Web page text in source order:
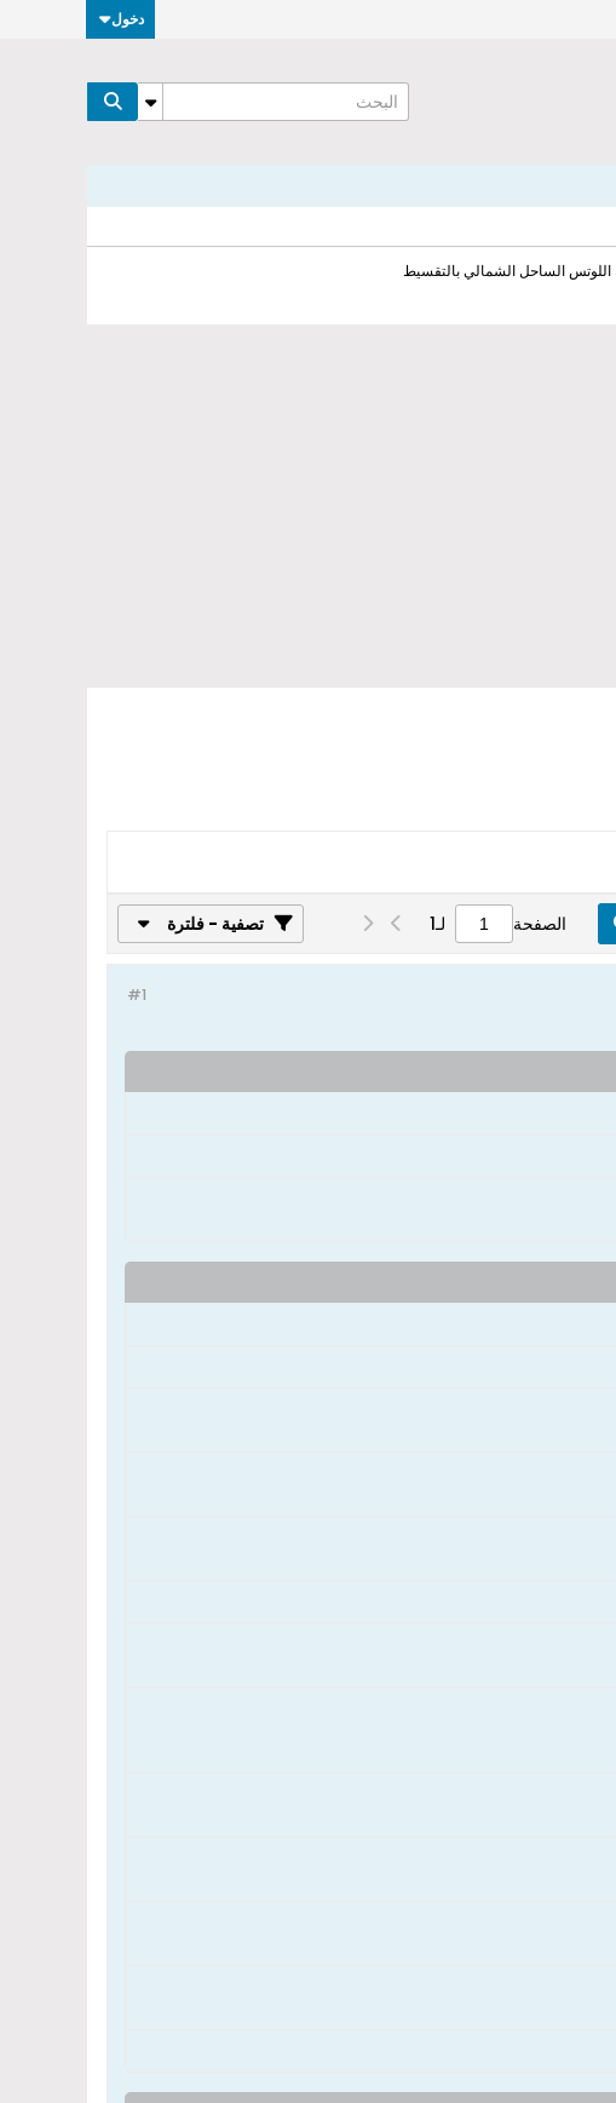
دخول
الساحل الشمالي بالتقسيط
الصفحة لـ1 تصفية - فلترة
#1